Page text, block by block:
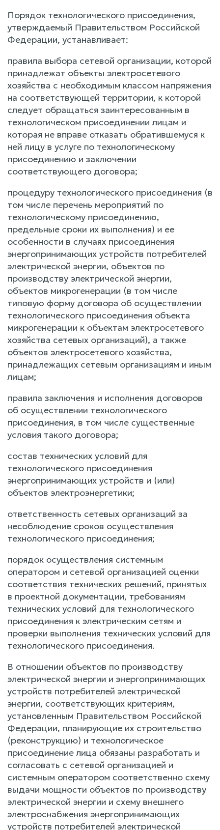
Порядок технологического присоединения,
утверждаемый Правительством Российской
Федерации, устанавливает:
правила выбора сетевой организации, которой
принадлежат объекты электросетевого
хозяйства с необходимым классом напряжения
на соответствующей территории, к которой
следует обращаться заинтересованным в
технологическом присоединении лицам и
которая не вправе отказать обратившемуся к
ней лицу в услуге по технологическому
присоединению и заключении
соответствующего договора;
процедуру технологического присоединения (в
том числе перечень мероприятий по
технологическому присоединению,
предельные сроки их выполнения) и ее
особенности в случаях присоединения
энергопринимающих устройств потребителей
электрической энергии, объектов по
производству электрической энергии,
объектов микрогенерации (в том числе
типовую форму договора об осуществлении
технологического присоединения объекта
микрогенерации к объектам электросетевого
хозяйства сетевых организаций), а также
объектов электросетевого хозяйства,
принадлежащих сетевым организациям и иным
лицам;
правила заключения и исполнения договоров
об осуществлении технологического
присоединения, в том числе существенные
условия такого договора;
состав технических условий для
технологического присоединения
энергопринимающих устройств и (или)
объектов электроэнергетики;
ответственность сетевых организаций за
несоблюдение сроков осуществления
технологического присоединения;
порядок осуществления системным
оператором и сетевой организацией оценки
соответствия технических решений, принятых
в проектной документации, требованиям
технических условий для технологического
присоединения к электрическим сетям и
проверки выполнения технических условий для
технологического присоединения.
В отношении объектов по производству
электрической энергии и энергопринимающих
устройств потребителей электрической
энергии, соответствующих критериям,
установленным Правительством Российской
Федерации, планирующие их строительство
(реконструкцию) и технологическое
присоединение лица обязаны разработать и
согласовать с сетевой организацией и
системным оператором соответственно схему
выдачи мощности объектов по производству
электрической энергии и схему внешнего
электроснабжения энергопринимающих
устройств потребителей электрической